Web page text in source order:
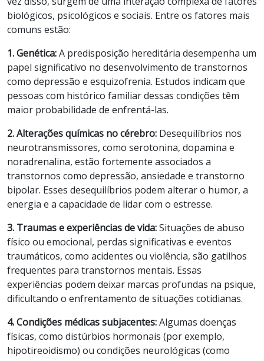
biológicos, psicológicos e sociais. Entre os fatores mais
comuns estão:
1. Genética:A predisposição hereditária desempenha um
papel significativo no desenvolvimento de transtornos
como depressão e esquizofrenia. Estudos indicam que
pessoas com histórico familiar dessas condições têm
maior probabilidade de enfrentá-las.
2. Alterações químicas no cérebro: Desequilíbrios nos
neurotransmissores, como serotonina, dopamina e
noradrenalina, estão fortemente associados a
transtornos como depressão, ansiedade e transtorno
bipolar. Esses desequilíbrios podem alterar o humor, a
energia e a capacidade de lidar com o estresse.
3. Traumas e experiências de vida:Situações de abuso
físico ou emocional, perdas significativas e eventos
traumáticos, como acidentes ou violência, são gatilhos
frequentes para transtornos mentais. Essas
experiências podem deixar marcas profundas na psique,
dificultando o enfrentamento de situações cotidianas.
4. Condições médicas subjacentes:Algumas doenças
físicas, como distúrbios hormonais (por exemplo,
hipotireoidismo) ou condições neurológicas (como